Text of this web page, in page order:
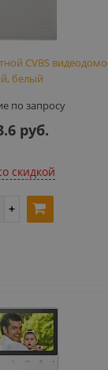
CVBS
белый
по запросу
руб.
скидкой